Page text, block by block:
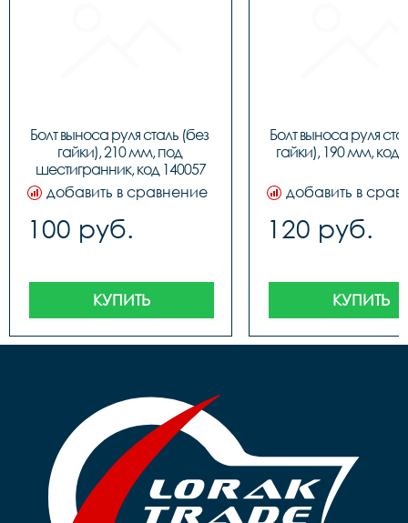
Болт выноса руля сталь (без
гайки), 210 мм, под
шестигранник, код 140057
добавить в сравнение
100 руб.
КУПИТЬ
Болт выноса руля
гайки), 190 мм, код
добавить в
120 руб.
КУПИТЬ